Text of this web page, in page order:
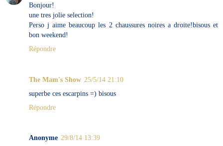
Bonjour!
une tres jolie selection!
Perso j aime beaucoup les 2 chaussures noires a droite!bisous et
bon weekend!
Répondre
The Mam's Show 25/5/14 21:10
superbe ces escarpins =) bisous
Répondre
Anonyme 29/8/14 13:39